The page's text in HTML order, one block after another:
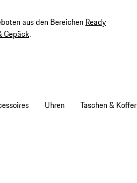
aus den Bereichen Ready
Gepäck.
Uhren Taschen & Koffer